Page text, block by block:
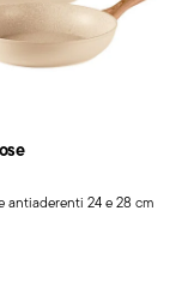
antiaderenti 24 e 28 cm